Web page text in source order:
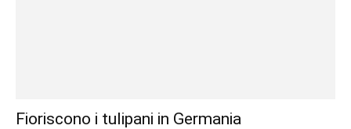
Fioriscono i tulipani in Germania